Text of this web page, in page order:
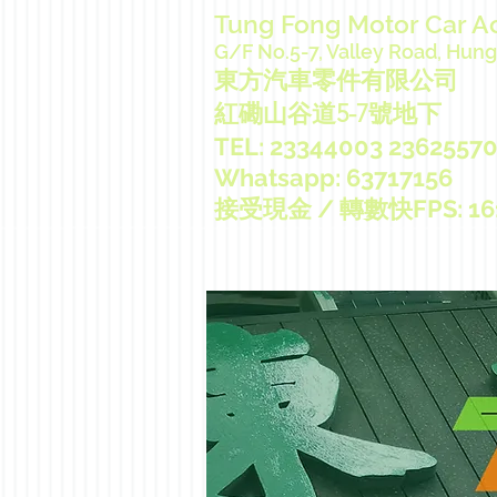
Tung Fong Motor Car
G/F No.5-7, Valley Road,
東方汽車零件有限公司
紅磡山谷道5-7號地下
TEL: 23344003
Whatsapp: 63717156
接受現金 / 轉數快FPS: